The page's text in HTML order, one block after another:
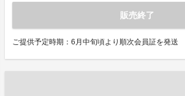
販売終了
ご提供予定時期：6月中旬頃より順次会員証を発送